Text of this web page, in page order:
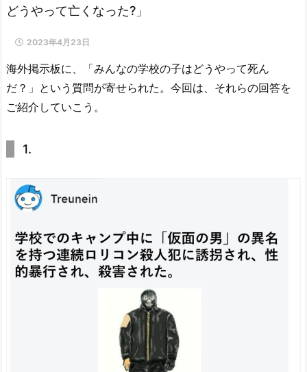
どうやって亡くなった?」
2023年4月23日
海外掲示板に、「みんなの学校の子はどうやって死ん
だ？」という質問が寄せられた。今回は、それらの回答を
ご紹介していこう。
1.